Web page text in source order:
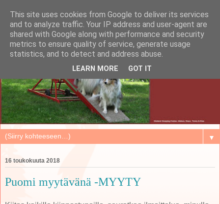
▼
16 toukokuuta 2018
Puomi myytävänä -MYYTY
This site uses cookies from Google to deliver its services
and to analyze traffic. Your IP address and user-agent are
shared with Google along with performance and security
metrics to ensure quality of service, generate usage
statistics, and to detect and address abuse.
LEARN MORE GOT IT